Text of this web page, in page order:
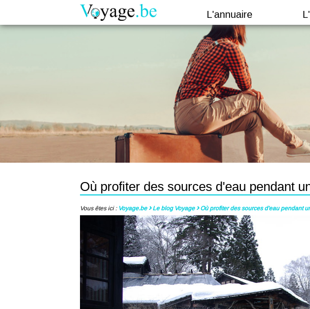
L'annuaire
Où profiter des sources d'eau pendant
Vous êtes ici : Voyage.be Le blog Voyage Où profiter des sources d'eau pendant